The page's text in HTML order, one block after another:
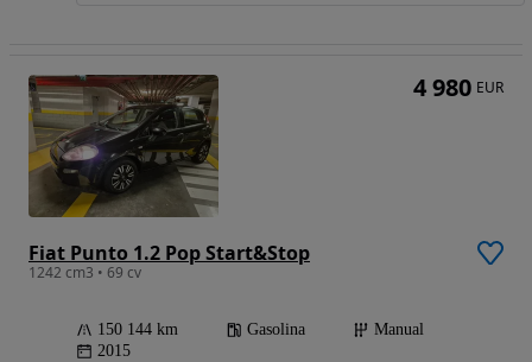
Fiat Punto 1.2 Pop Start&Stop
1242 cm3 • 69 cv
150 144 km Gasolina
Manual
2015
4 980 EUR